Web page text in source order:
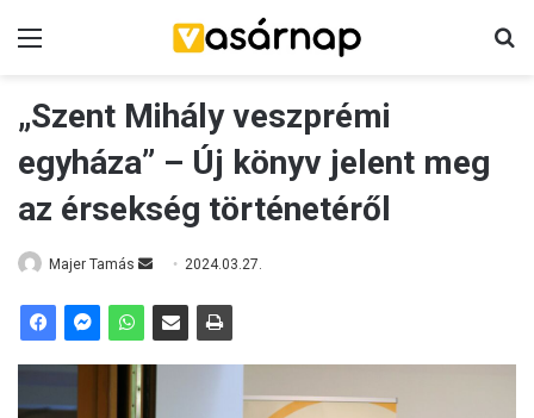
„Szent Mihály veszprémi
egyháza” – Új könyv jelent meg
az érsekség történetéről
Majer Tamás 2024.03.27.